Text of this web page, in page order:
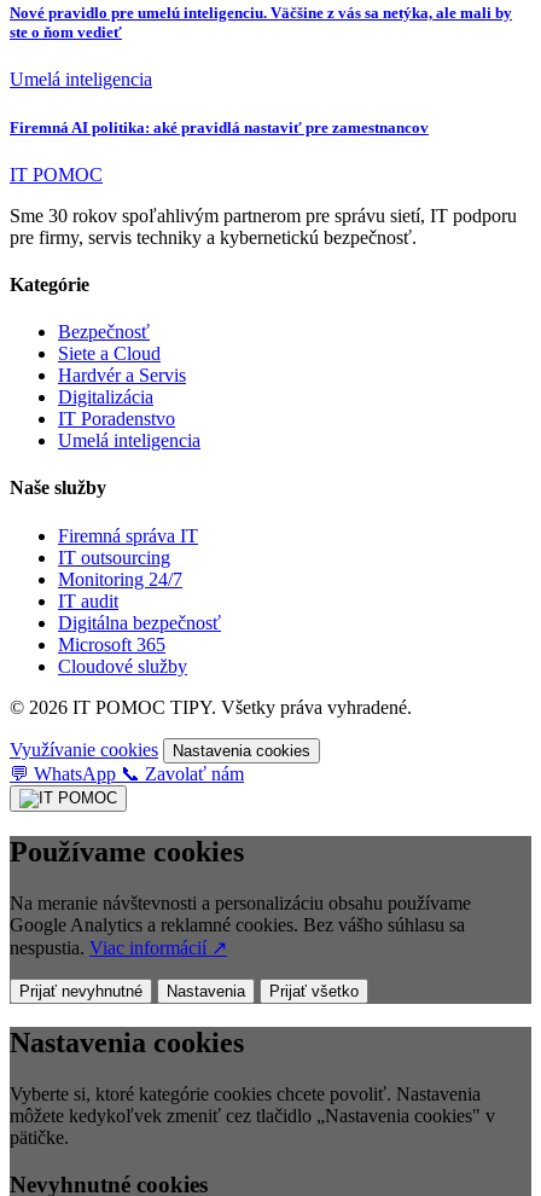
Nové pravidlo pre umelú inteligenciu. Väčšine z vás sa netýka, ale mali by
ste o ňom vedieť
Umelá inteligencia
Firemná AI politika: aké pravidlá nastaviť pre zamestnancov
IT POMOC
Sme 30 rokov spoľahlivým partnerom pre správu sietí, IT podporu
pre firmy, servis techniky a kybernetickú bezpečnosť.
Kategórie
Bezpečnosť
Siete a Cloud
Hardvér a Servis
Digitalizácia
IT Poradenstvo
Umelá inteligencia
Naše služby
Firemná správa IT
IT outsourcing
Monitoring 24/7
IT audit
Digitálna bezpečnosť
Microsoft 365
Cloudové služby
© 2026 IT POMOC TIPY. Všetky práva vyhradené.
Využívanie cookies Nastavenia cookies
💬 WhatsApp 📞 Zavolať nám
Používame cookies
Na meranie návštevnosti a personalizáciu obsahu používame
Google Analytics a reklamné cookies. Bez vášho súhlasu sa
nespustia. Viac informácií ↗
Prijať nevyhnutné Nastavenia Prijať všetko
Nastavenia cookies
Vyberte si, ktoré kategórie cookies chcete povoliť. Nastavenia
môžete kedykoľvek zmeniť cez tlačidlo „Nastavenia cookies" v
pätičke.
Nevyhnutné cookies